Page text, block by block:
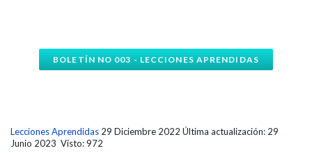
BOLETÍN NO 003 - LECCIONES APRENDIDAS
Lecciones Aprendidas 29 Diciembre 2022 Última actualización: 29
Junio 2023 Visto: 972